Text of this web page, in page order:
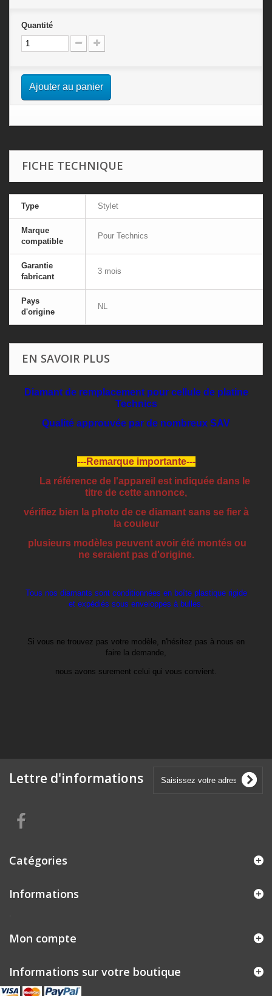
Quantité
Ajouter au panier
FICHE TECHNIQUE
Type Stylet
Marque
compatible
Pour Technics
Garantie
fabricant
3 mois
Pays
d'origine
NL
EN SAVOIR PLUS
Diamant de remplacement pour cellule de platine
Technics
Qualité approuvée par de nombreux SAV
---Remarque importante---
La référence de l'appareil est indiquée dans le
titre de cette annonce,
vérifiez bien la photo de ce diamant sans se fier à
la couleur
plusieurs modèles peuvent avoir été montés ou
ne seraient pas d'origine.
Tous nos diamants sont conditionnées en boîte plastique rigide
et expédiés sous enveloppes à bulles.
Si vous ne trouvez pas votre modèle, n'hésitez pas à nous en
faire la demande,
nous avons surement celui qui vous convient.
Lettre d'informations
Catégories
Informations
.
Mon compte
Informations sur votre boutique